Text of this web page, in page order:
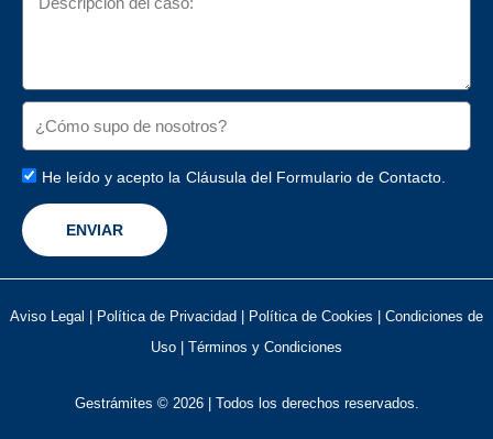
He leído y acepto la Cláusula del Formulario de Contacto.
ENVIAR
Aviso Legal Política de Privacidad Política de Cookies
Condiciones de
Uso
Términos y Condiciones
Gestrámites © 2026 | Todos los derechos reservados.